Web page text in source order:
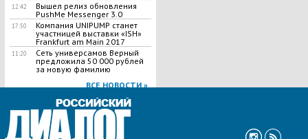
12:42
Вышел релиз обновления
PushMe Messenger 3.0
17:50
Компания UNIPUMP станет
участницей выставки «ISH»
Frankfurt am Main 2017
11:20
Сеть универсамов Верный
предложила 50 000 рублей
за новую фамилию
ВСЕ НОВОСТИ »